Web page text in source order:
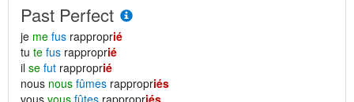
Past Perfect
je me fus rapproprié
tu te fus rapproprié
il se fut rapproprié
nous nous fûmes rappropriés
vous vous fûtes rappropriés